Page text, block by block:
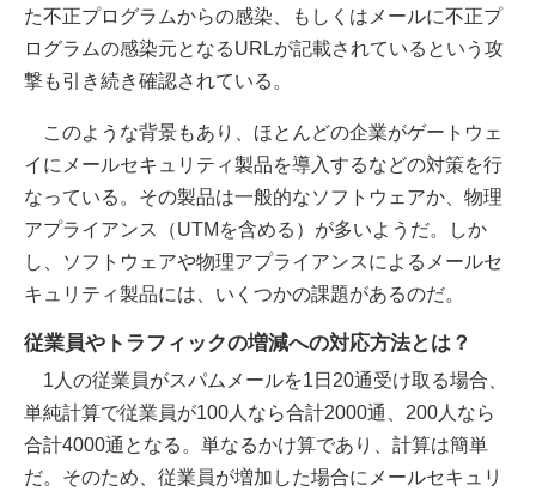
た不正プログラムからの感染、もしくはメールに不正プ
ログラムの感染元となるURLが記載されているという攻
撃も引き続き確認されている。
このような背景もあり、ほとんどの企業がゲートウェ
イにメールセキュリティ製品を導入するなどの対策を行
なっている。その製品は一般的なソフトウェアか、物理
アプライアンス（UTMを含める）が多いようだ。しか
し、ソフトウェアや物理アプライアンスによるメールセ
キュリティ製品には、いくつかの課題があるのだ。
従業員やトラフィックの増減への対応方法とは？
1人の従業員がスパムメールを1日20通受け取る場合、
単純計算で従業員が100人なら合計2000通、200人なら
合計4000通となる。単なるかけ算であり、計算は簡単
だ。そのため、従業員が増加した場合にメールセキュリ